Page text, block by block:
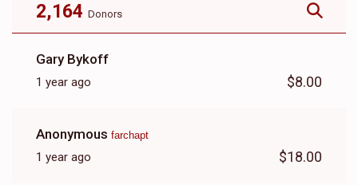
$1,354
Donated
33
Donors
2,164 Donors
Gary Bykoff
1 year ago $8.00
Anonymous farchapt
1 year ago $18.00